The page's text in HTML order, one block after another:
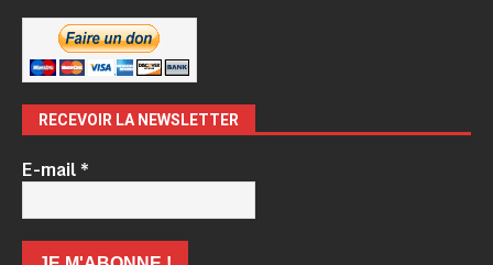
RECEVOIR LA NEWSLETTER
E-mail*